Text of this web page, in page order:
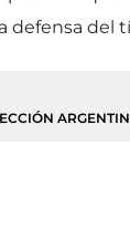
defensa del